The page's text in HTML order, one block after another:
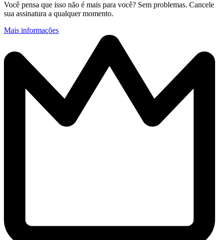
Você pensa que isso não é mais para você? Sem problemas. Cancele
sua assinatura a qualquer momento.
Mais informações